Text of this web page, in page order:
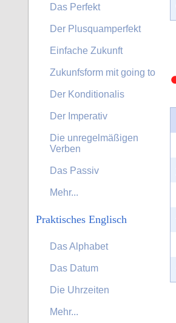
Das Perfekt
Der Plusquamperfekt
Einfache Zukunft
Zukunfsform mit going to
Der Konditionalis
Der Imperativ
Die unregelmäßigen
Verben
Das Passiv
Mehr...
Praktisches Englisch
Das Alphabet
Das Datum
Die Uhrzeiten
Mehr...